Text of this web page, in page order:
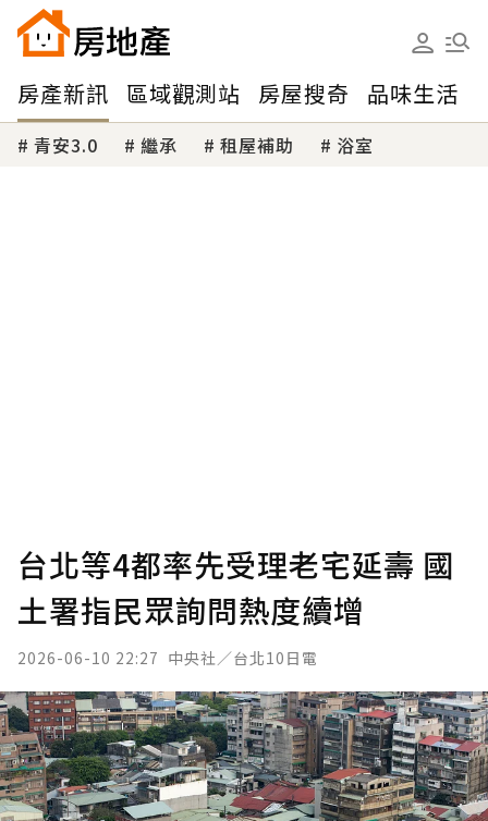
房產新訊 區域觀測站 房屋搜奇 品味生活
青安3.0 繼承 租屋補助 浴室
台北等4都率先受理老宅延壽 國
土署指民眾詢問熱度續增
2026-06-10 22:27 中央社／台北10日電